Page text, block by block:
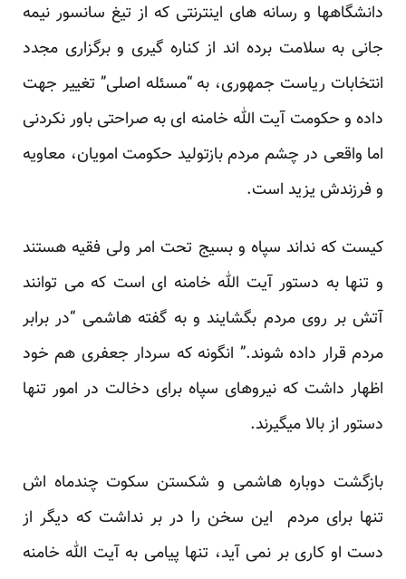
دانشگاهها و رسانه های اینترنتی که از تیغ سانسور نیمه
جانی به سلامت برده اند از کناره گیری و برگزاری مجدد
انتخابات ریاست جمهوری، به “مسئله اصلی” تغییر جهت
داده و حکومت آیت الله خامنه ای به صراحتی باور نکردنی
اما واقعی در چشم مردم بازتولید حکومت امویان، معاویه
و فرزندش یزید است.
کیست که نداند سپاه و بسیج تحت امر ولی فقیه هستند
و تنها به دستور آیت الله خامنه ای است که می توانند
آتش بر روی مردم بگشایند و به گفته هاشمی “در برابر
مردم قرار داده شوند.” انگونه که سردار جعفری هم خود
اظهار داشت که نیروهای سپاه برای دخالت در امور تنها
دستور از بالا میگیرند.
بازگشت دوباره هاشمی و شکستن سکوت چندماه اش
تنها برای مردم این سخن را در بر نداشت که دیگر از
دست او کاری بر نمی آید، تنها پیامی به آیت الله خامنه